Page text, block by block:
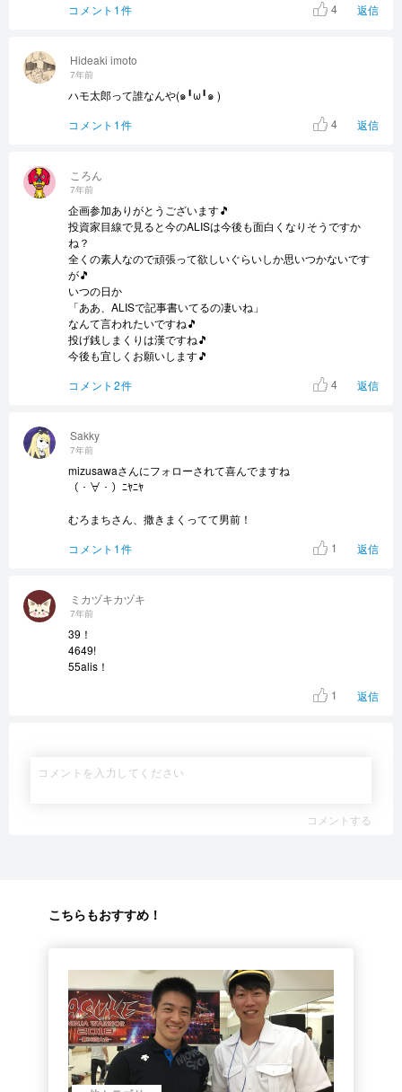
ミカヅキカヅキ
7年前
39！
4649!
55alis！
1
返信
Sakky
7年前
mizusawaさんにフォローされて喜んでますね
（・∀・）ﾆﾔﾆﾔ
むろまちさん、撒きまくってて男前！
コメント1件
1 返信
ころん
7年前
企画参加ありがとうございます🎵
投資家目線で見ると今のALISは今後も面白くなりそうですか
ね？
全くの素人なので頑張って欲しいぐらいしか思いつかないです
が🎵
いつの日か
「ああ、ALISで記事書いてるの凄いね」
なんて言われたいですね🎵
投げ銭しまくりは漢ですね🎵
今後も宜しくお願いします🎵
コメント2件
4 返信
Hideaki imoto
7年前
ハモ太郎って誰なんや(๑╹ω╹๑ )
コメント1件
4 返信
コメント1件
4 返信
コメントする
こちらもおすすめ！